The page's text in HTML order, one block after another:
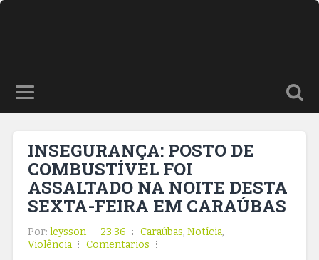
INSEGURANÇA: POSTO DE
COMBUSTÍVEL FOI
ASSALTADO NA NOITE DESTA
SEXTA-FEIRA EM CARAÚBAS
Por: leysson 23:36 Caraúbas, Notícia,
Violência
Comentarios